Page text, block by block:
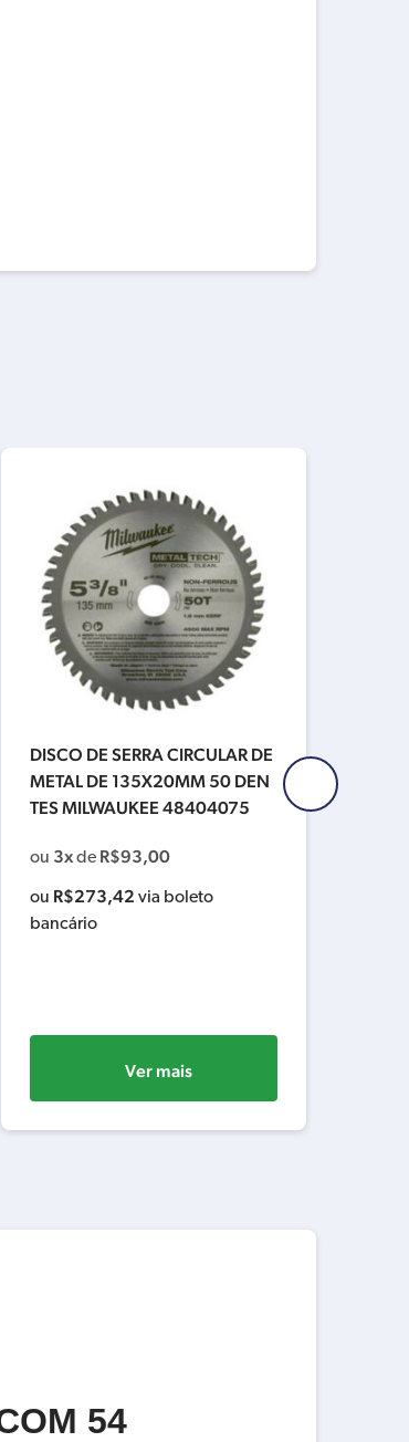
DISCO DE SERRA CIRCULAR DE
METAL DE 135X20MM 50 DEN
TES MILWAUKEE 48404075
ou 3xde R$93,00
ou R$273,42 via boleto
bancário
Ver mais
54